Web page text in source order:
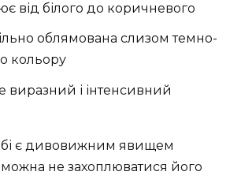
від білого до коричневого
облямована слизом темно-
кольору
виразний і інтенсивний
є дивовижним явищем
не захоплюватися його